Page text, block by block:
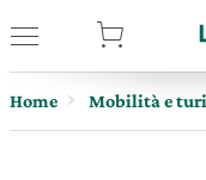
Home Mobilità e